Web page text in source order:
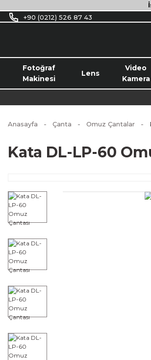
+90 (0212) 526 87 43
Fotoğraf
Makinesi
Lens
Video
Kamera
Anasayfa Çanta Omuz Çantalar
Kata DL-LP-60